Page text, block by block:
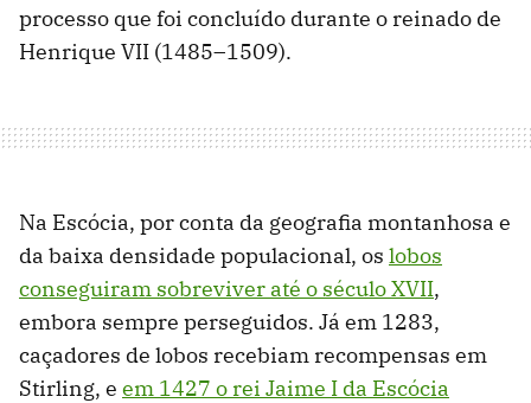
processo que foi concluído durante o reinado de
Henrique VII (1485–1509).
Na Escócia, por conta da geografia montanhosa e
da baixa densidade populacional, os lobos
conseguiram sobreviver até o século XVII,
embora sempre perseguidos. Já em 1283,
caçadores de lobos recebiam recompensas em
Stirling, e em 1427 o rei Jaime I da Escócia